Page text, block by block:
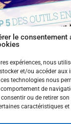
le consentement
expériences, nous
et/ou accéder
technologies nous
de
ou de retirer
caractéristiques